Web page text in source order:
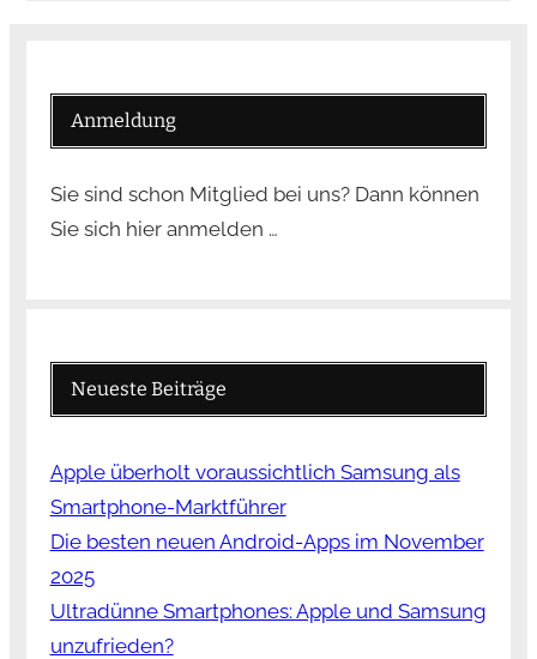
Anmeldung
Sie sind schon Mitglied bei uns? Dann können
Sie sich hier anmelden …
Neueste Beiträge
Apple überholt voraussichtlich Samsung als
Smartphone-Marktführer
Die besten neuen Android-Apps im November
2025
Ultradünne Smartphones: Apple und Samsung
unzufrieden?